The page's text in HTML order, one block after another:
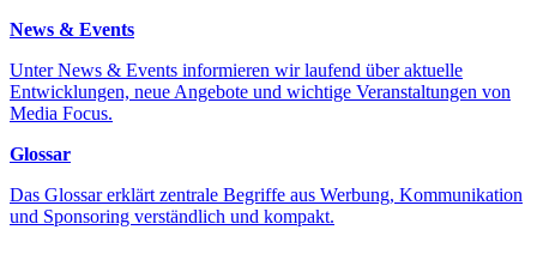
News & Events
Unter News & Events informieren wir laufend über aktuelle
Entwicklungen, neue Angebote und wichtige Veranstaltungen von
Media Focus.
Glossar
Das Glossar erklärt zentrale Begriffe aus Werbung, Kommunikation
und Sponsoring verständlich und kompakt.